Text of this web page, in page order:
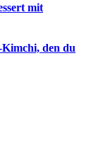
mit
den du